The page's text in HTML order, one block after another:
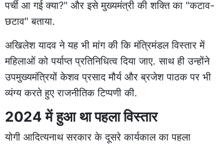
पर्ची आ गई क्या?" और इसे मुख्यमंत्री की शक्ति का "कटाव-
छटाव" बताया.
अखिलेश यादव ने यह भी मांग की कि मंत्रिमंडल विस्तार में
महिलाओं को पर्याप्त प्रतिनिधित्व दिया जाए. साथ ही उन्होंने
उपमुख्यमंत्रियों केशव प्रसाद मौर्य और ब्रजेश पाठक पर भी
व्यंग्य करते हुए राजनीतिक टिप्पणी की.
2024 में हुआ था पहला विस्तार
योगी आदित्यनाथ सरकार के दूसरे कार्यकाल का पहला